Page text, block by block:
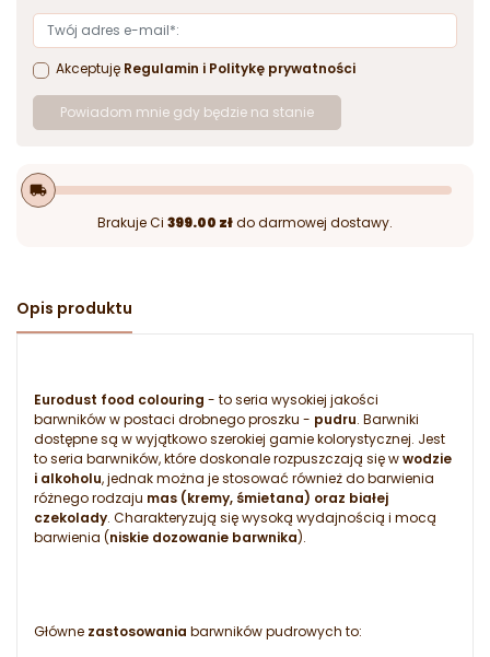
Akceptuję Regulamin i Politykę prywatności
Powiadom mnie gdy będzie na stanie
local_shipping
Brakuje Ci 399.00 złdo darmowej dostawy.
Opis produktu
Eurodust food colouring - to seria wysokiej jakości
barwników w postaci drobnego proszku - pudru. Barwniki
dostępne są w wyjątkowo szerokiej gamie kolorystycznej. Jest
to seria barwników, które doskonale rozpuszczają się wwodzie
i alkoholu, jednak można je stosować również do barwienia
różnego rodzaju mas (kremy, śmietana) oraz białej
czekolady. Charakteryzują się wysoką wydajnością i mocą
barwienia (niskie dozowanie barwnika).
Główne zastosowania barwników pudrowych to: